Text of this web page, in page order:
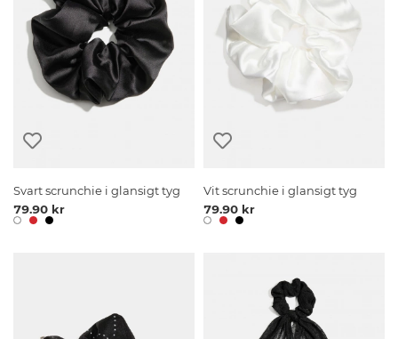
Svart scrunchie i glansigt tyg
79.90 kr
Vit scrunchie i glansigt tyg
79.90 kr